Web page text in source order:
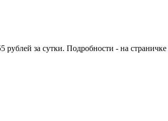
рублей за сутки. Подробности - на страничке